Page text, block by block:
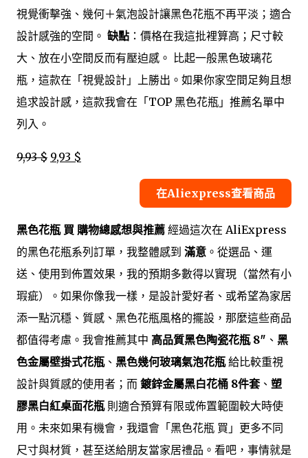
視覺衝擊強、幾何＋氣泡設計讓黑色花瓶不再平淡；適合
設計感強的空間。 缺點 ：價格在我這批裡算高；尺寸較
大、放在小空間反而有壓迫感。 比起一般黑色玻璃花
瓶，這款在「視覺設計」上勝出。如果你家空間足夠且想
追求設計感，這款我會在「TOP 黑色花瓶」推薦名單中
列入。
9,93 $ 9,93 $
在Aliexpress查看商品
黑色花瓶 買 購物總感想與推薦 經過這次在 AliExpress
的黑色花瓶系列訂單，我整體感到 滿意 。從選品、運
送、使用到佈置效果，我的預期多數得以實現（當然有小
瑕疵）。如果你像我一樣，是設計愛好者、或希望為家居
添一點沉穩、質感、黑色花瓶風格的擺設，那麼這些商品
都值得考慮。我會推薦其中 高品質黑色陶瓷花瓶 8″ 、 黑
色金屬壁掛式花瓶、 黑色幾何玻璃氣泡花瓶給比較重視
設計與質感的使用者；而 鍍鋅金屬黑白花桶 8件套、 塑
膠黑白紅桌面花瓶則適合預算有限或佈置範圍較大時使
用。未來如果有機會，我還會「黑色花瓶 買」更多不同
尺寸與材質，甚至送給朋友當家居禮品。看吧，事情就是